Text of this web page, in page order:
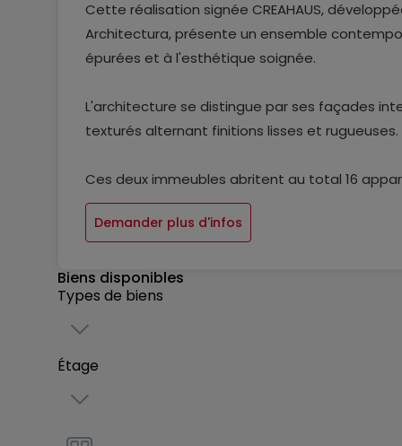
Cette réalisation signée CREAHAUS,
Architectura, présente un ensemble
épurées et à l'esthétique soignée.
L'architecture se distingue par ses façades
texturés alternant finitions lisses et rugueuses.
Ces deux immeubles abritent au total 16
du confort, de la modernité et de la praticité.
Steinsel jouit d'une localisation
Lorentzweiler (nord) et Walferdange (sud),
Connectivité et services :
Demander plus d'infos
Biens disponibles
Types de biens
Étage